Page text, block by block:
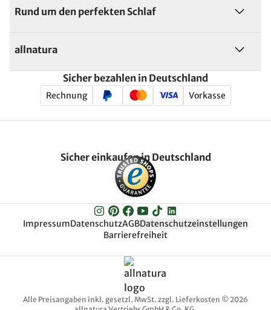
Rund um den perfekten Schlaf
allnatura
Sicher bezahlen in Deutschland
Rechnung Vorkasse
Sicher einkaufen in Deutschland
ImpressumDatenschutzAGBDatenschutzeinstellungen
Barrierefreiheit
Alle Preisangaben inkl. gesetzl. MwSt. zzgl. Lieferkosten © 2026